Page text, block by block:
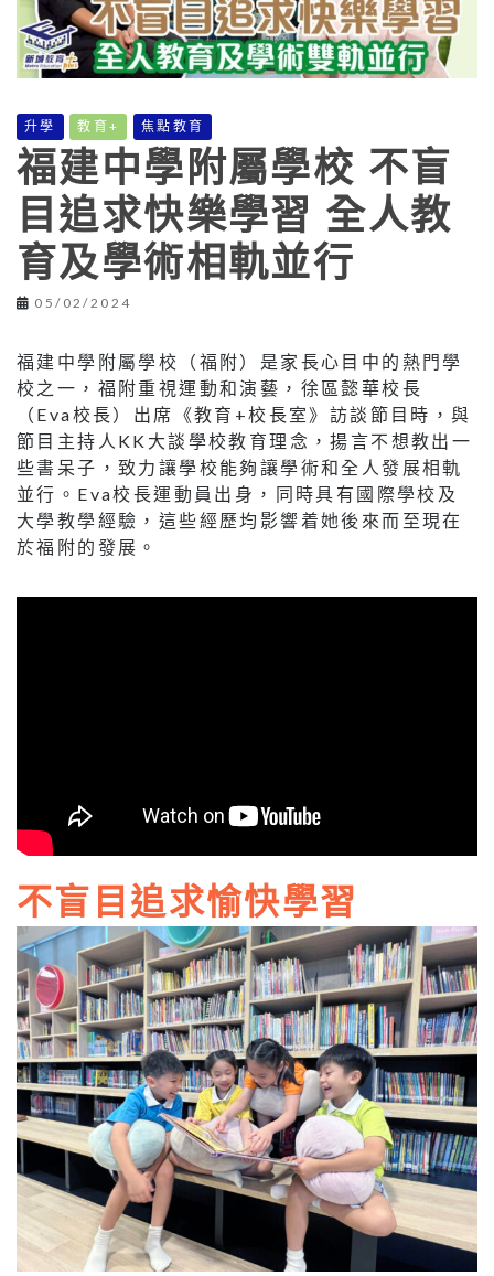
升學 教育+ 焦點教育
福建中學附屬學校 不盲
目追求快樂學習 全人教
育及學術相軌並行
05/02/2024
福建中學附屬學校（福附）是家長心目中的熱門學
校之一，福附重視運動和演藝，徐區懿華校長
（Eva校長）出席《教育+校長室》訪談節目時，與
節目主持人KK大談學校教育理念，揚言不想教出一
些書呆子，致力讓學校能夠讓學術和全人發展相軌
並行。Eva校長運動員出身，同時具有國際學校及
大學教學經驗，這些經歷均影響着她後來而至現在
於福附的發展。
不盲目追求愉快學習